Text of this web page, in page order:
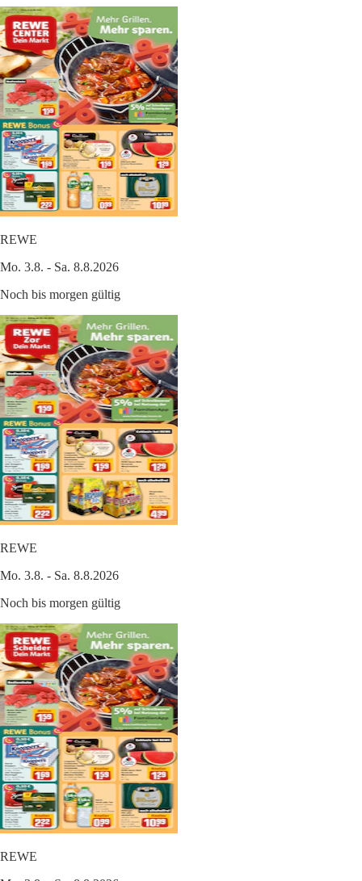
REWE
Mo. 3.8. - Sa. 8.8.2026
Noch bis morgen gültig
REWE
Mo. 3.8. - Sa. 8.8.2026
Noch bis morgen gültig
REWE